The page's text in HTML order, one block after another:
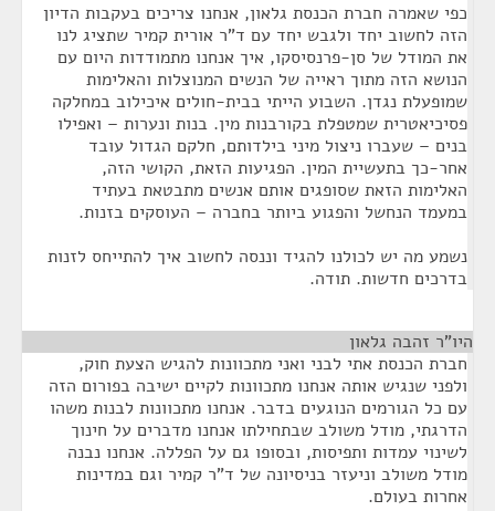
כפי שאמרה חברת הכנסת גלאון, אנחנו צריכים בעקבות הדיון
הזה לחשוב יחד ולגבש יחד עם ד"ר אורית קמיר שתציג לנו
את המודל של סן-פרנסיסקו, איך אנחנו מתמודדות היום עם
הנושא הזה מתוך ראייה של הנשים המנוצלות והאלימות
שמופעלת נגדן. השבוע הייתי בבית-חולים איכילוב במחלקה
פסיכיאטרית שמטפלת בקורבנות מין. בנות ונערות – ואפילו
בנים – שעברו ניצול מיני בילדותם, חלקם הגדול עובד
אחר-כך בתעשיית המין. הפגיעות הזאת, הקושי הזה,
האלימות הזאת שסופגים אותם אנשים מתבטאת בעתיד
במעמד הנחשל והפגוע ביותר בחברה – העוסקים בזנות.
נשמע מה יש לכולנו להגיד וננסה לחשוב איך להתייחס לזנות
בדרכים חדשות. תודה.
היו"ר זהבה גלאון
חברת הכנסת אתי לבני ואני מתכוונות להגיש הצעת חוק,
ולפני שנגיש אותה אנחנו מתכוונות לקיים ישיבה בפורום הזה
עם כל הגורמים הנוגעים בדבר. אנחנו מתכוונות לבנות משהו
הדרגתי, מודל משולב שבתחילתו אנחנו מדברים על חינוך
לשינוי עמדות ותפיסות, ובסופו גם על הפללה. אנחנו נבנה
מודל משולב וניעזר בניסיונה של ד"ר קמיר וגם במדינות
אחרות בעולם.